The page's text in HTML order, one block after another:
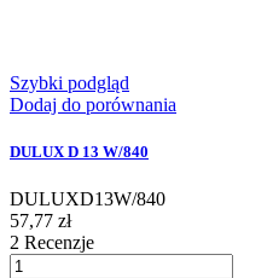
Szybki podgląd
Dodaj do porównania
DULUX D 13 W/840
DULUXD13W/840
57,77 zł
2 Recenzje